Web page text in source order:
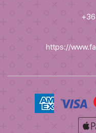
https://